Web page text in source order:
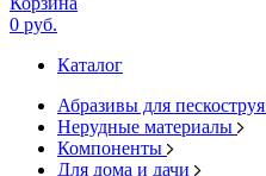
0 руб.
Каталог
Абразивы для пескоструя
Нерудные материалы
Компоненты
Для дома и дачи